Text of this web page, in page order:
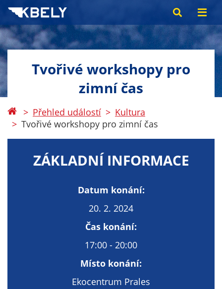
Tvořivé workshopy pro
zimní čas
Přehled událostí
Kultura
Tvořivé workshopy pro zimní čas
ZÁKLADNÍ INFORMACE
Datum konání:
20. 2. 2024
Čas konání:
17:00 - 20:00
Místo konání:
Ekocentrum Prales
Technické
Technické
cookies jsou
správné